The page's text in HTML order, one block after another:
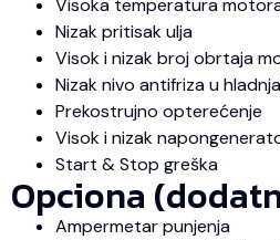
Visoka temperatura
Nizak pritisak ulja
Visok i nizak broj obrtaja
Nizak nivo antifriza u
Prekostrujno opterećenje
Visok i nizak
Start & Stop greška
Opciona
Ampermetar punjenja